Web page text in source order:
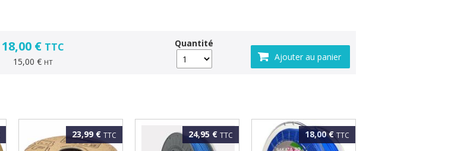
18,00 € TTC
15,00 € HT
Quantité
23,99 € TTC 24,95 € TTC 18,00 €TTC